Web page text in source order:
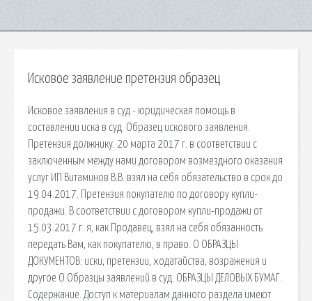
Исковое заявление претензия образец
Исковое заявления в суд - юридическая помощь в
составлении иска в суд. Образец искового заявления.
Претензия должнику. 20 марта 2017 г. в соответствии с
заключенным между нами договором возмездного оказания
услуг ИП Витаминов В.В. взял на себя обязательство в срок до
19.04.2017. Претензия покупателю по договору купли-
продажи. В соответствии с договором купли-продажи от
15.03.2017 г. я, как Продавец, взял на себя обязанность
передать Вам, как покупателю, в право. О ОБРАЗЦЫ
ДОКУМЕНТОВ: иски, претензии, ходатайства, возражения и
другое О Образцы заявлений в суд. ОБРАЗЦЫ ДЕЛОВЫХ БУМАГ.
Содержание. Доступ к материалам данного раздела имеют